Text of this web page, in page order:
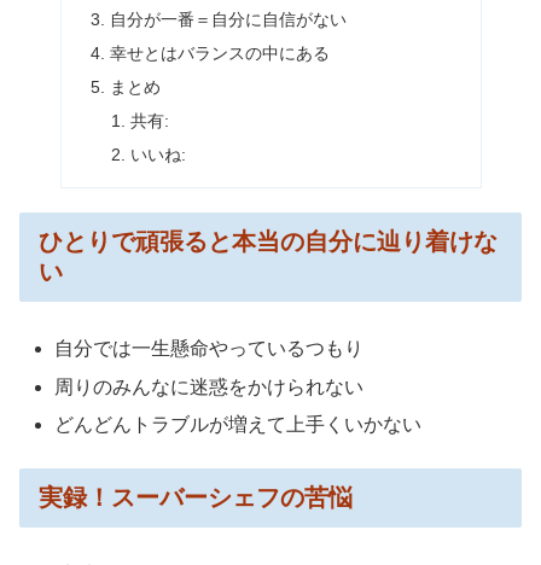
自分が一番＝自分に自信がない
幸せとはバランスの中にある
まとめ
共有:
いいね:
ひとりで頑張ると本当の自分に辿り着けな
い
自分では一生懸命やっているつもり
周りのみんなに迷惑をかけられない
どんどんトラブルが増えて上手くいかない
実録！スーバーシェフの苦悩